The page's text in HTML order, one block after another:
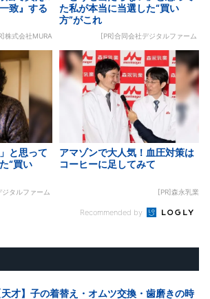
致』する
株式会社MURA
た私が本当に当選した“買い
方”がこれ
[PR]合同会社デジタルファーム
と思って
“買い
タルファーム
アマゾンで大人気！血圧対策は
コーヒーに足してみて
[PR]森永乳業
Recommended by
天才】子の着替え・オムツ交換・歯磨きの時